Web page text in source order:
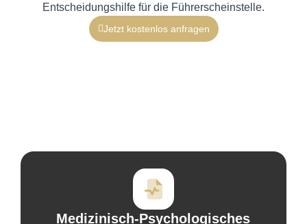
Entscheidungshilfe für die Führerscheinstelle.
Jetzt kostenlos anfragen
Medizinisch-Psychologisches